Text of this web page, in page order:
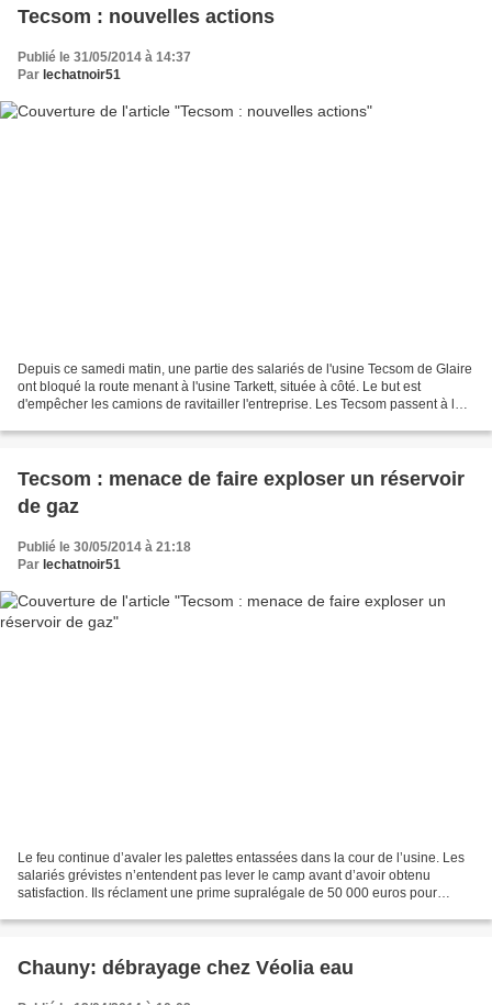
Tecsom : nouvelles actions
Publié le 31/05/2014 à 14:37
Par lechatnoir51
Depuis ce samedi matin, une partie des salariés de l'usine Tecsom de Glaire
ont bloqué la route menant à l'usine Tarkett, située à côté. Le but est
d'empêcher les camions de ravitailler l'entreprise. Les Tecsom passent à la
Tecsom : menace de faire exploser un réservoir
de gaz
Publié le 30/05/2014 à 21:18
Par lechatnoir51
Le feu continue d’avaler les palettes entassées dans la cour de l’usine. Les
salariés grévistes n’entendent pas lever le camp avant d’avoir obtenu
satisfaction. Ils réclament une prime supralégale de 50 000 euros pour
Chauny: débrayage chez Véolia eau